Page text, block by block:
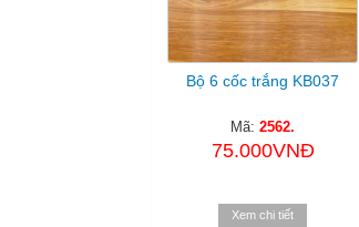
Bộ 6 cốc trắng KB037
Mã: 2562.
75.000VNĐ
Xem chi tiết